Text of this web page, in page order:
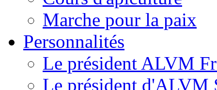
Marche pour la paix
Personnalités
Le président ALVM
Le président d'ALVM